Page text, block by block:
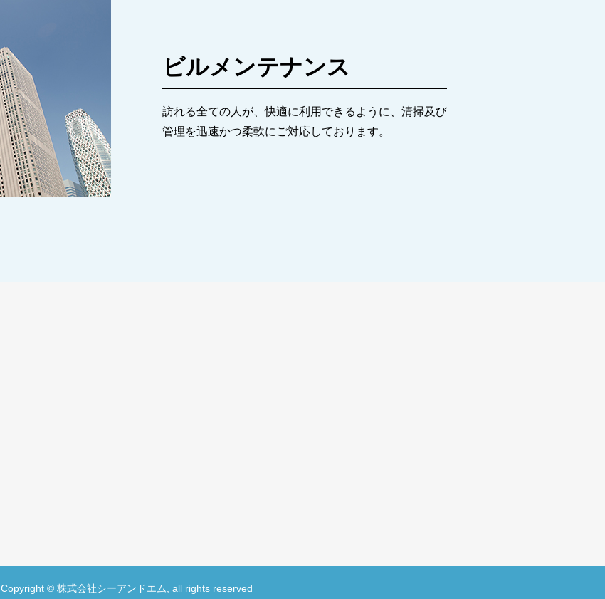
ビルメンテナンス
訪れる全ての人が、快適に利用できるように、清掃及び
管理を迅速かつ柔軟にご対応しております。
Copyright © 株式会社シーアンドエム, all rights reserved